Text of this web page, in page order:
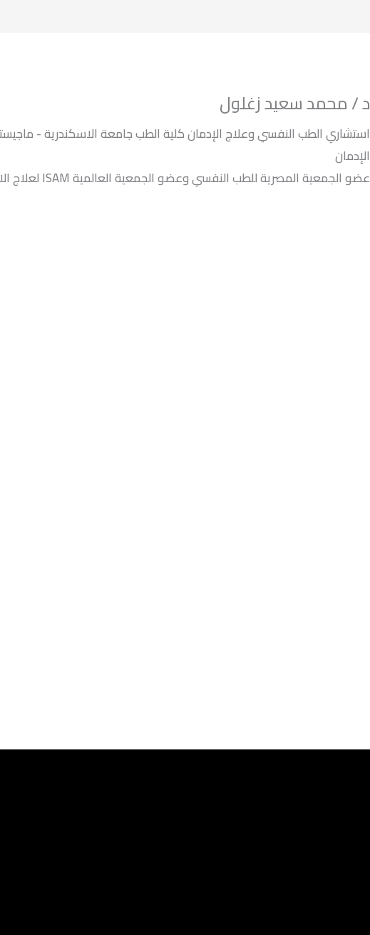
د / محمد سعيد زغلول
استشاري الطب النفسي وعلاج الإدمان كلية الطب جامعة الاسكندرية -
الإدمان
عضو الجمعية المصرية للطب النفسي وعضو الجمعية العالمية ISAM لعلاج الادمان.